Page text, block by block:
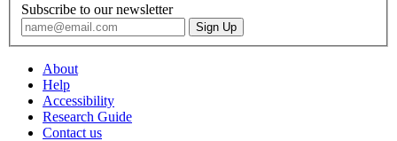
Subscribe to our newsletter
About
Help
Accessibility
Research Guide
Contact us